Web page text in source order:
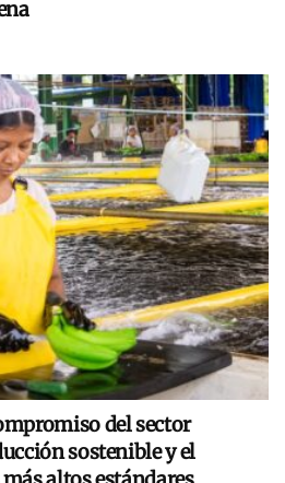
del sector
sostenible y el